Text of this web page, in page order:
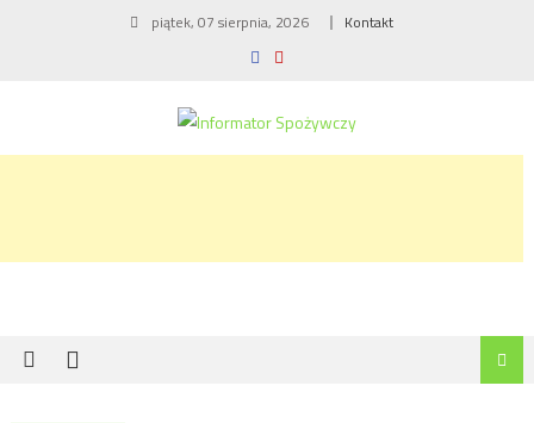
piątek, 07 sierpnia, 2026 Kontakt